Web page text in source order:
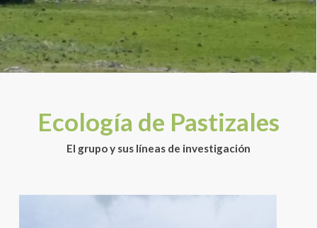
Ecología de Pastizales
El grupo y sus líneas de investigación